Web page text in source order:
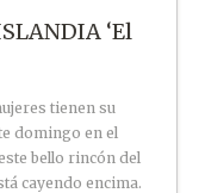
‘El
tienen su
domingo en el
bello rincón del
cayendo encima.